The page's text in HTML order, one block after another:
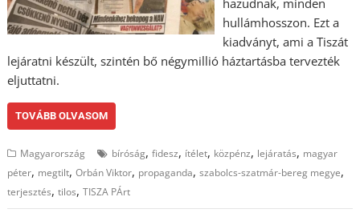
hullámhosszon. Ezt a
kiadványt, ami a Tiszát
lejáratni készült, szintén bő négymillió háztartásba tervezték
eljuttatni.
TOVÁBB OLVASOM
Magyarország bíróság,fidesz, ítélet, közpénz, lejáratás, magyar
péter, megtilt,Orbán Viktor, propaganda,szabolcs-szatmár-bereg megye,
terjesztés,tilos,TISZA PÁrt